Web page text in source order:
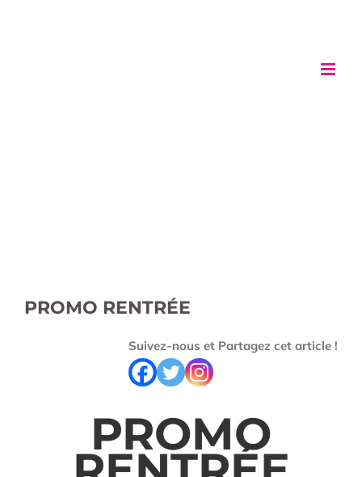
PROMO RENTRÉE
Suivez-nous et Partagez cet article !
PROMO